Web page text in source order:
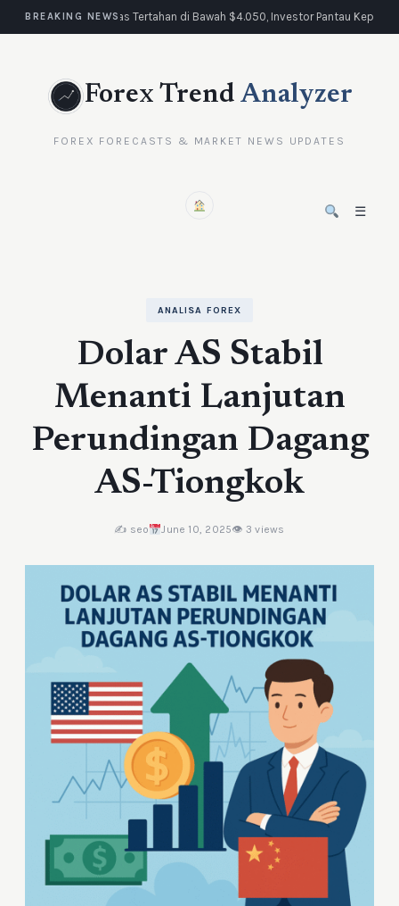
BREAKING NEWSEmas Tertahan di Bawah $4.050, Investor Pantau
Forex Trend Analyzer
FOREX FORECASTS & MARKET NEWS UPDATES
☰
ANALISA FOREX
Dolar AS Stabil
Menanti Lanjutan
Perundingan Dagang
AS-Tiongkok
✍️ seo June 10, 2025👁 3 views